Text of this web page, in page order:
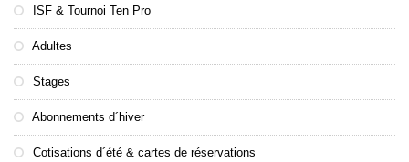
ISF & Tournoi Ten Pro
Adultes
Stages
Abonnements d´hiver
Cotisations d´été & cartes de réservations